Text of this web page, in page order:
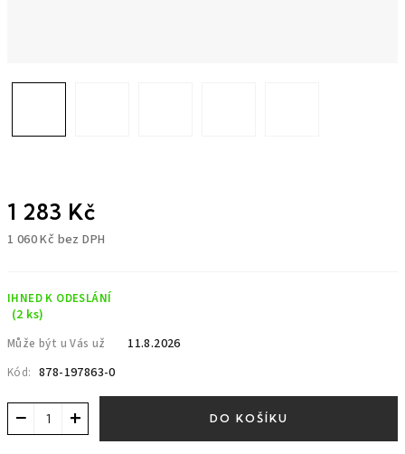
1 283 Kč
1 060 Kč bez DPH
IHNED K ODESLÁNÍ
(2 ks)
Může být u Vás už 11.8.2026
Kód: 878-197863-0
+
− DO KOŠÍKU